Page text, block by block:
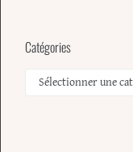
Catégories